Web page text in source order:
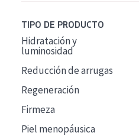
TIPO DE PRODUCTO
Hidratación y
luminosidad
Reducción de arrugas
Regeneración
Firmeza
Piel menopáusica